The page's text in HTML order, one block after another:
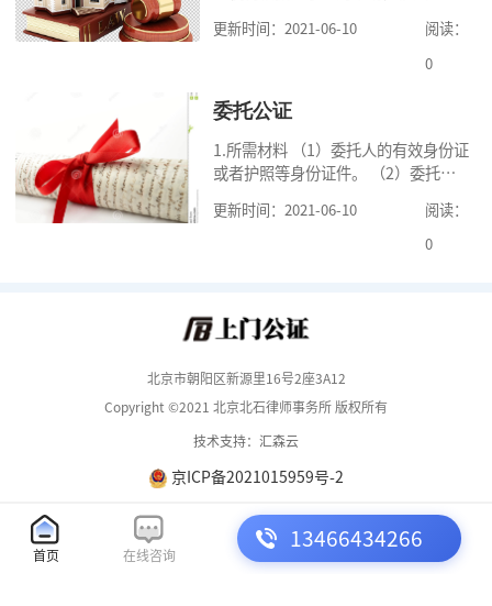
国《民法典》第一千一百二十一条规
定，继承从被继承人死亡时开始。 2.
更新时间：2021-06-10
阅读：
0
委托公证
1.所需材料 （1）委托人的有效身份证
或者护照等身份证件。 （2）委托人
人提供《常住人口登记卡》本人页原
件及经过户籍所在单位盖章的首页复
更新时间：2021-06-10
阅读：
0
首页 在线咨询
13466434266
北京市朝阳区新源里16号2座3A12
Copyright ©2021 北京北石律师事务所 版权所有
技术支持：汇森云
京ICP备2021015959号-2